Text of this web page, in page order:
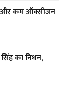
और कम ऑक्सीजन
का निधन,